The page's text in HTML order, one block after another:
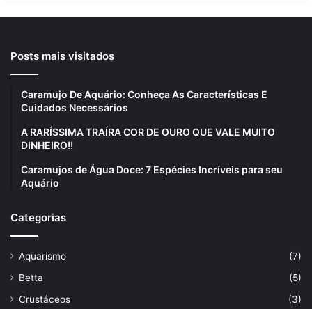
Posts mais visitados
Caramujo De Aquário: Conheça As Características E
Cuidados Necessários
A RARÍSSIMA TRAÍRA COR DE OURO QUE VALE MUITO
DINHEIRO!!
Caramujos de Água Doce: 7 Espécies Incríveis para seu
Aquário
Categorias
Aquarismo
(7)
Betta
(5)
Crustáceos
(3)